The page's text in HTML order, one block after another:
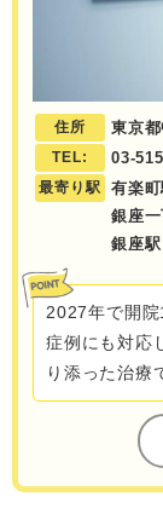
住所 東京
TEL: 03-
最寄り駅
有楽町
銀座
銀座駅
2027年で開
症例にも対応
り添った治療